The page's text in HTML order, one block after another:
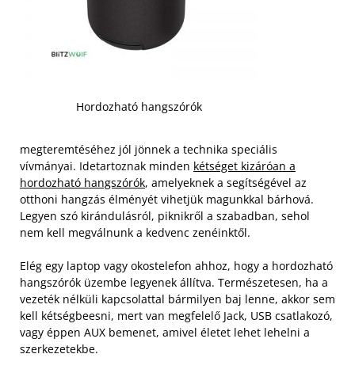
Hordozható hangszórók
megteremtéséhez jól jönnek a technika speciális
vívmányai. Idetartoznak minden kétséget kizáróan a
hordozható hangszórók, amelyeknek a segítségével az
otthoni hangzás élményét vihetjük magunkkal bárhová.
Legyen szó kirándulásról, piknikről a szabadban, sehol
nem kell megválnunk a kedvenc zenéinktől.
Elég egy laptop vagy okostelefon ahhoz, hogy a hordozható
hangszórók üzembe legyenek állítva. Természetesen, ha a
vezeték nélküli kapcsolattal bármilyen baj lenne, akkor sem
kell kétségbeesni, mert van megfelelő Jack, USB csatlakozó,
vagy éppen AUX bemenet, amivel életet lehet lehelni a
szerkezetekbe.